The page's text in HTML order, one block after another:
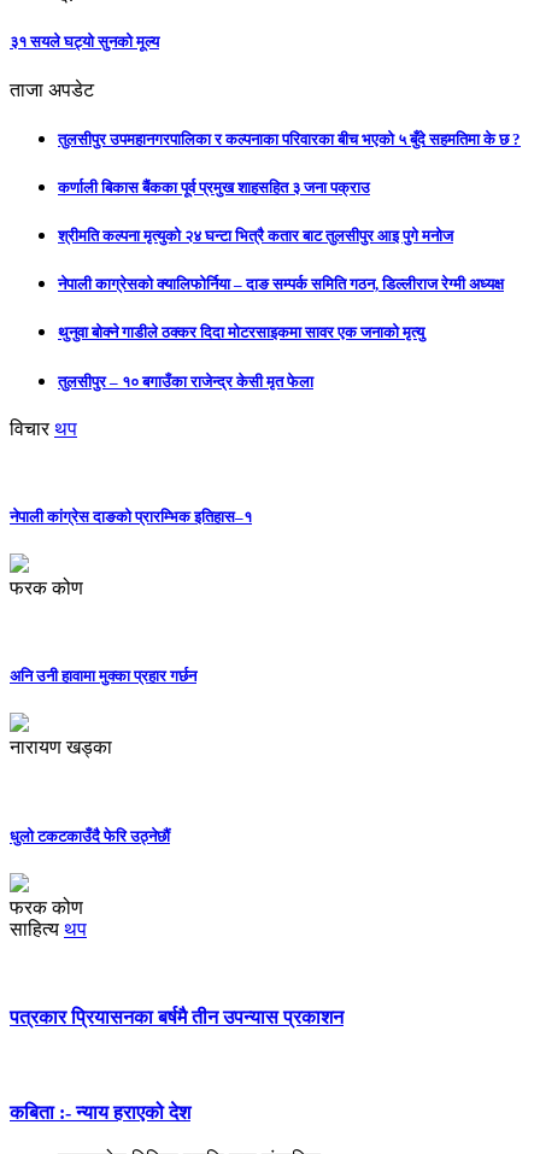
३१ सयले घट्यो सुनको मूल्य
ताजा अपडेट
तुलसीपुर उपमहानगरपालिका र कल्पनाका परिवारका बीच भएको ५ बुँदे सहमतिमा के छ ?
कर्णाली बिकास बैंकका पूर्व प्रमुख शाहसहित ३ जना पक्राउ
श्रीमति कल्पना मृत्युको २४ घन्टा भित्रै कतार बाट तुलसीपुर आइ पुगे मनोज
नेपाली काग्रेसको क्यालिफोर्निया – दाङ सम्पर्क समिति गठन, डिल्लीराज रेग्मी अध्यक्ष
थुनुवा बोक्ने गाडीले ठक्कर दिदा मोटरसाइकमा सावर एक जनाको मृत्यु
तुलसीपुर – १० बगाउँका राजेन्द्र केसी मृत फेला
विचार थप
नेपाली कांग्रेस दाङको प्रारम्भिक इतिहास–१
फरक कोण
अनि उनी हावामा मुक्का प्रहार गर्छन
नारायण खड्का
धुलो टकटकाउँदै फेरि उठ्नेछौं
फरक कोण
साहित्य थप
पत्रकार प्रियासनका बर्षमै तीन उपन्यास प्रकाशन
कबिता :- न्याय हराएको देश